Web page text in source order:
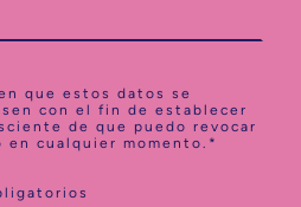
que estos datos se
con el fin de establecer
de que puedo revocar
cualquier momento. *